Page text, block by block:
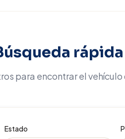
rápida
para encontrar el
Estado